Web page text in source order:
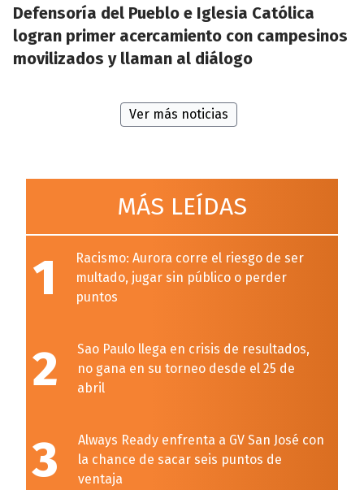
Defensoría del Pueblo e Iglesia Católica
logran primer acercamiento con campesinos
movilizados y llaman al diálogo
Ver más noticias
MÁS LEÍDAS
1
Racismo: Aurora corre el riesgo de ser
multado, jugar sin público o perder
puntos
2
Sao Paulo llega en crisis de resultados,
no gana en su torneo desde el 25 de
abril
3
Always Ready enfrenta a GV San José con
la chance de sacar seis puntos de
ventaja